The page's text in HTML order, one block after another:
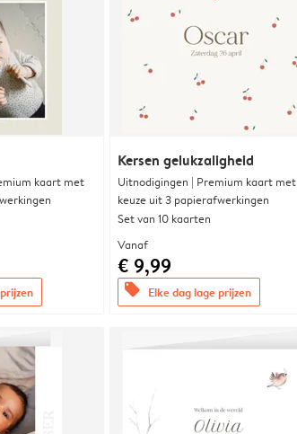
kaart met
Kersen gelukzaligheid
Uitnodigingen | Premium kaart met
keuze uit 3 papierafwerkingen
Set van 10 kaarten
Vanaf
€ 9,99
offers Elke dag lage prijzen